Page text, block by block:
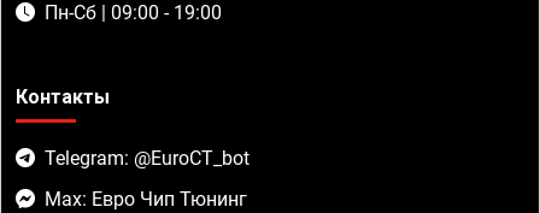
Пн-Сб | 09:00 - 19:00
Контакты
Telegram: @EuroCT_bot
Max: Евро Чип Тюнинг